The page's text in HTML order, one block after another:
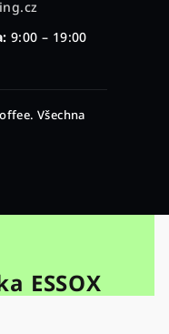
9:00 – 19:00
Všechna
ESSOX